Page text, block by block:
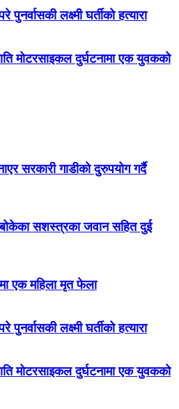
लक्ष्मी घर्तीको हत्यारा
मोटरसाइकल दुर्घटनामा एक युवकको
सरकारी गाडीको दुरुपयोग गर्दै
बोकेका सशस्त्रका जवान सहित दुई
एक महिला मृत फेला
लक्ष्मी घर्तीको हत्यारा
मोटरसाइकल दुर्घटनामा एक युवकको